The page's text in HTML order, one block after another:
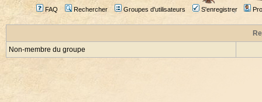
FAQ Rechercher Groupes d'utilisateurs S'enregistrer
Non-membre du groupe